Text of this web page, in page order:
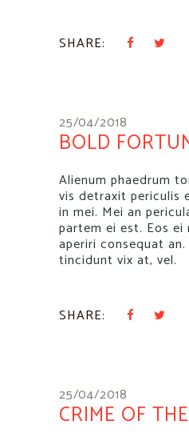
SHARE:
25/04/2018
BOLD
Alienum phaedrum
vis detraxit periculis
in mei. Mei an
partem ei est. Eos ei
aperiri consequat
tincidunt vix at, vel.
SHARE:
25/04/2018
CRIME OF